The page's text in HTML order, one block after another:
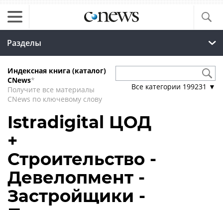
Разделы
Индексная книга (каталог)
CNews*
Получите все материалы
CNews по ключевому слову
Все категории 199231 ▼
Istradigital ЦОД
+
Строительство -
Девелопмент -
Застройщики -